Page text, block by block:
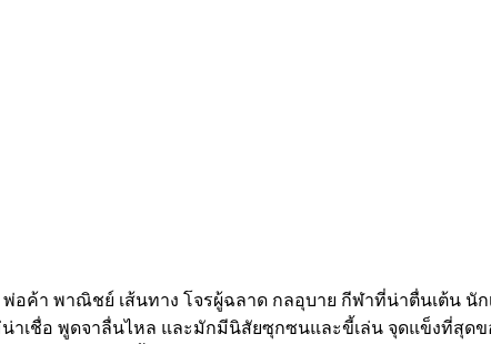
อค้า พาณิชย์ เส้นทาง โจรผู้ฉลาด กลอุบาย กีฬาที่น่าตื่นเต้น นั
าเชื่อ พูดจาลื่นไหล และมักมีนิสัยซุกซนและขี้เล่น จุดแข็งที่สุ